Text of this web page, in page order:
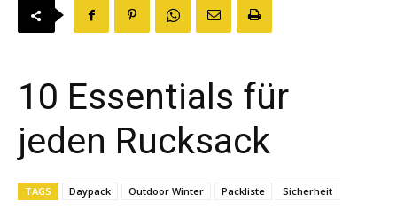
10 Essentials für
jeden Rucksack
TAGS Daypack Outdoor Winter Packliste Sicherheit